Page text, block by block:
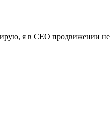
я в СЕО продвижении